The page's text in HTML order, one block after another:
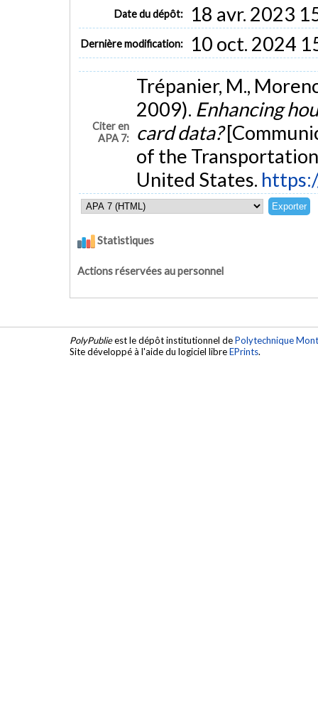
Date du dépôt: 18 avr. 2023
Dernière modification: 10 oct. 2024
Citer en
APA 7:
Trépanier, M.,
2009). Enhancing
card data?
of the
United States.
Statistiques
Actions réservées au personnel
PolyPublieest le dépôt institutionnel dePolytechnique
Site développé à l'aide du logiciel libreEPrints.